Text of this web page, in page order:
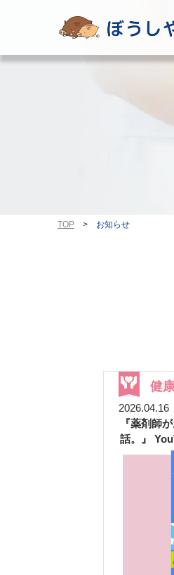
TOP > お知らせ
健
2026.04.16
『薬剤師
話。』
した